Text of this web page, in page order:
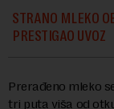
STRANO MLEKO
PRESTIGAO UVOZ
Prerađeno mleko
tri puta viša od